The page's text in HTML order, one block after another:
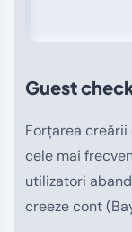
Guest
Forțarea
cele mai
utilizatori
creeze cont